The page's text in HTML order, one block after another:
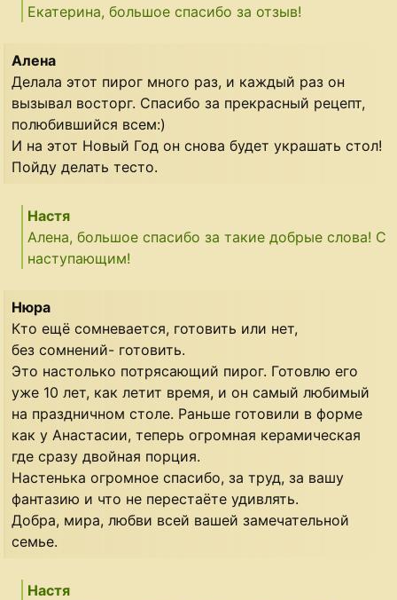
Екатерина, большое спасибо за отзыв!
Алена
Делала этот пирог много раз, и каждый раз он
вызывал восторг. Спасибо за прекрасный рецепт,
полюбившийся всем:)
И на этот Новый Год он снова будет украшать стол!
Пойду делать тесто.
Настя
Алена, большое спасибо за такие добрые слова! С
наступающим!
Нюра
Кто ещё сомневается, готовить или нет,
без сомнений- готовить.
Это настолько потрясающий пирог. Готовлю его
уже 10 лет, как летит время, и он самый любимый
на праздничном столе. Раньше готовили в форме
как у Анастасии, теперь огромная керамическая
где сразу двойная порция.
Настенька огромное спасибо, за труд, за вашу
фантазию и что не перестаёте удивлять.
Добра, мира, любви всей вашей замечательной
семье.
Настя